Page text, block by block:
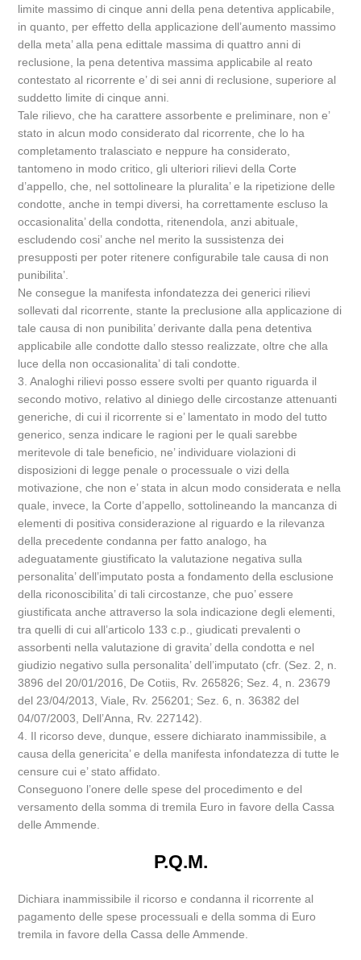
limite massimo di cinque anni della pena detentiva applicabile,
in quanto, per effetto della applicazione dell’aumento massimo
della meta’ alla pena edittale massima di quattro anni di
reclusione, la pena detentiva massima applicabile al reato
contestato al ricorrente e’ di sei anni di reclusione, superiore al
suddetto limite di cinque anni.
Tale rilievo, che ha carattere assorbente e preliminare, non e’
stato in alcun modo considerato dal ricorrente, che lo ha
completamento tralasciato e neppure ha considerato,
tantomeno in modo critico, gli ulteriori rilievi della Corte
d’appello, che, nel sottolineare la pluralita’ e la ripetizione delle
condotte, anche in tempi diversi, ha correttamente escluso la
occasionalita’ della condotta, ritenendola, anzi abituale,
escludendo cosi’ anche nel merito la sussistenza dei
presupposti per poter ritenere configurabile tale causa di non
punibilita’.
Ne consegue la manifesta infondatezza dei generici rilievi
sollevati dal ricorrente, stante la preclusione alla applicazione di
tale causa di non punibilita’ derivante dalla pena detentiva
applicabile alle condotte dallo stesso realizzate, oltre che alla
luce della non occasionalita’ di tali condotte.
3. Analoghi rilievi posso essere svolti per quanto riguarda il
secondo motivo, relativo al diniego delle circostanze attenuanti
generiche, di cui il ricorrente si e’ lamentato in modo del tutto
generico, senza indicare le ragioni per le quali sarebbe
meritevole di tale beneficio, ne’ individuare violazioni di
disposizioni di legge penale o processuale o vizi della
motivazione, che non e’ stata in alcun modo considerata e nella
quale, invece, la Corte d’appello, sottolineando la mancanza di
elementi di positiva considerazione al riguardo e la rilevanza
della precedente condanna per fatto analogo, ha
adeguatamente giustificato la valutazione negativa sulla
personalita’ dell’imputato posta a fondamento della esclusione
della riconoscibilita’ di tali circostanze, che puo’ essere
giustificata anche attraverso la sola indicazione degli elementi,
tra quelli di cui all’articolo 133 c.p., giudicati prevalenti o
assorbenti nella valutazione di gravita’ della condotta e nel
giudizio negativo sulla personalita’ dell’imputato (cfr. (Sez. 2, n.
3896 del 20/01/2016, De Cotiis, Rv. 265826; Sez. 4, n. 23679
del 23/04/2013, Viale, Rv. 256201; Sez. 6, n. 36382 del
04/07/2003, Dell’Anna, Rv. 227142).
4. Il ricorso deve, dunque, essere dichiarato inammissibile, a
causa della genericita’ e della manifesta infondatezza di tutte le
censure cui e’ stato affidato.
Conseguono l’onere delle spese del procedimento e del
versamento della somma di tremila Euro in favore della Cassa
delle Ammende.
P.Q.M.
Dichiara inammissibile il ricorso e condanna il ricorrente al
pagamento delle spese processuali e della somma di Euro
tremila in favore della Cassa delle Ammende.